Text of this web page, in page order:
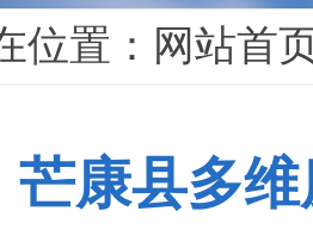
位置： 网站首
芒康县多